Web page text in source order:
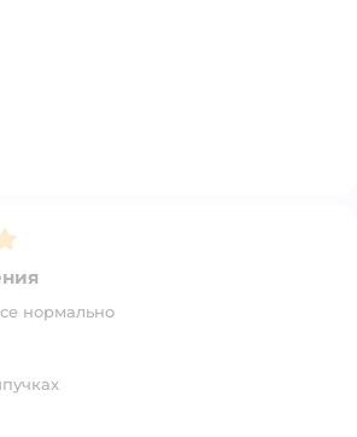
нормально